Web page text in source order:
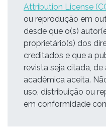
Attribution License
ou reprodução em
desde que o(s)
proprietário(s) dos
creditados e que a
revista seja citada,
acadêmica aceita.
uso, distribuição ou
em conformidade